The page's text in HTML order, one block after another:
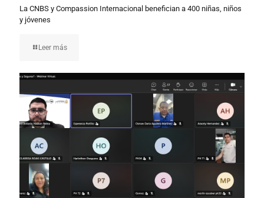
La CNBS y Compassion Internacional benefician a 400 niñas, niños
y jóvenes
Leer más